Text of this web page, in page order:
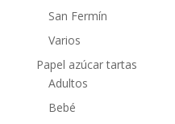
San Fermín
Varios
Papel azúcar tartas
Adultos
Bebé